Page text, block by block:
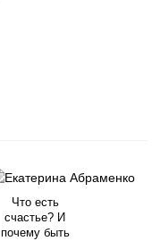
Что есть
счастье? И
почему быть